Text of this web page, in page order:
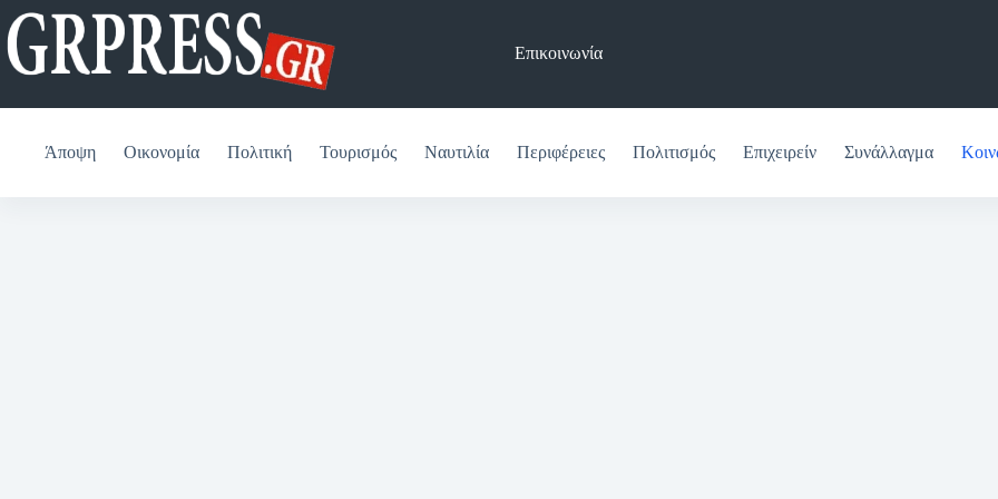
Μετάβαση
στο
περιεχόμενο
Επικοινωνία
Άποψη Οικονομία Πολιτική Τουρισμός Ναυτιλία Περιφέρειες Πολιτισμός Επιχειρείν Συνάλλαγμα